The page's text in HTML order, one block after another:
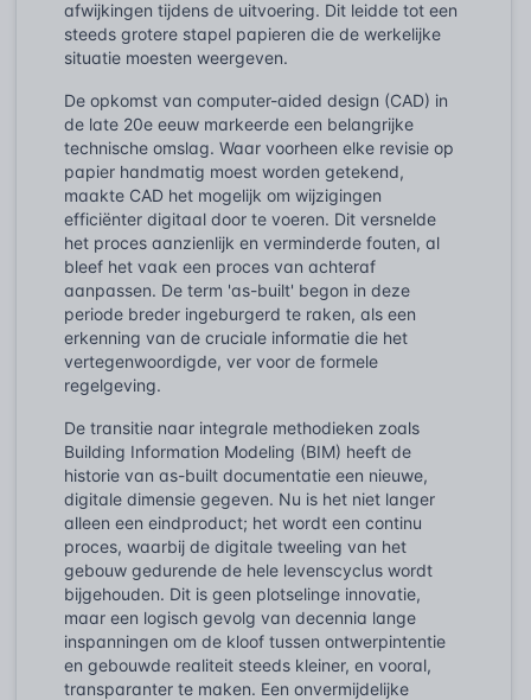
afwijkingen tijdens de uitvoering. Dit leidde tot een
steeds grotere stapel papieren die de werkelijke
situatie moesten weergeven.
De opkomst van computer-aided design (CAD) in
de late 20e eeuw markeerde een belangrijke
technische omslag. Waar voorheen elke revisie op
papier handmatig moest worden getekend,
maakte CAD het mogelijk om wijzigingen
efficiënter digitaal door te voeren. Dit versnelde
het proces aanzienlijk en verminderde fouten, al
bleef het vaak een proces van achteraf
aanpassen. De term 'as-built' begon in deze
periode breder ingeburgerd te raken, als een
erkenning van de cruciale informatie die het
vertegenwoordigde, ver voor de formele
regelgeving.
De transitie naar integrale methodieken zoals
Building Information Modeling (BIM) heeft de
historie van as-built documentatie een nieuwe,
digitale dimensie gegeven. Nu is het niet langer
alleen een eindproduct; het wordt een continu
proces, waarbij de digitale tweeling van het
gebouw gedurende de hele levenscyclus wordt
bijgehouden. Dit is geen plotselinge innovatie,
maar een logisch gevolg van decennia lange
inspanningen om de kloof tussen ontwerpintentie
en gebouwde realiteit steeds kleiner, en vooral,
transparanter te maken. Een onvermijdelijke